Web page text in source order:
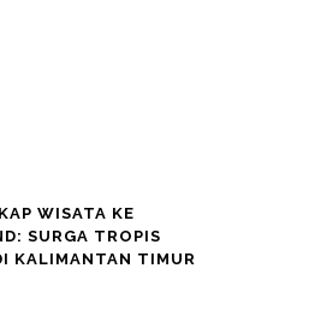
WISATA KE
SURGA TROPIS
KALIMANTAN TIMUR